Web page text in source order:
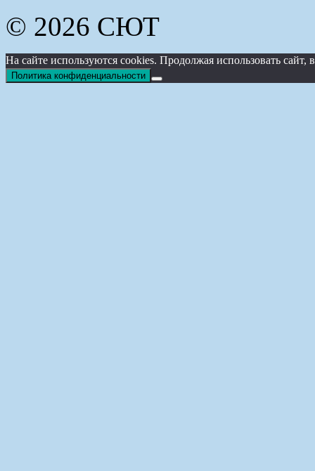
© 2026 СЮТ
На сайте используются cookies. Продолжая использовать
Политика конфиденциальности